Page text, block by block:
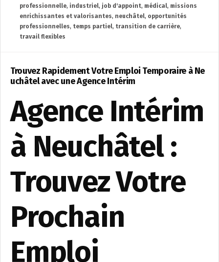
professionnelle, industriel, job d'appoint, médical, missions
enrichissantes et valorisantes, neuchâtel, opportunités
professionnelles, temps partiel, transition de carrière,
travail flexibles
Trouvez Rapidement Votre Emploi Temporaire à Ne
uchâtel avec une Agence Intérim
Agence Intérim
à Neuchâtel :
Trouvez Votre
Prochain
Emploi